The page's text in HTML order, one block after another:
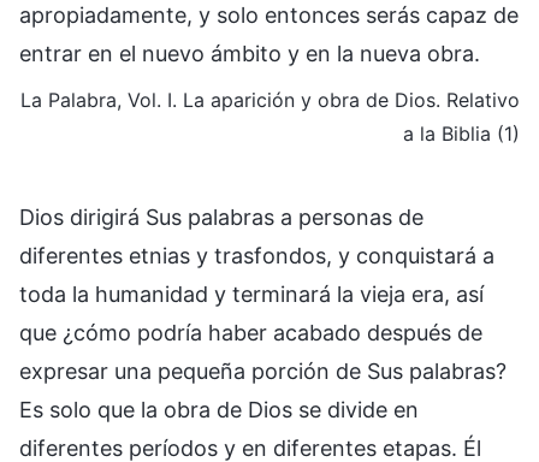
apropiadamente, y solo entonces serás capaz de
entrar en el nuevo ámbito y en la nueva obra.
La Palabra, Vol. I. La aparición y obra de Dios. Relativo
a la Biblia (1)
Dios dirigirá Sus palabras a personas de
diferentes etnias y trasfondos, y conquistará a
toda la humanidad y terminará la vieja era, así
que ¿cómo podría haber acabado después de
expresar una pequeña porción de Sus palabras?
Es solo que la obra de Dios se divide en
diferentes períodos y en diferentes etapas. Él